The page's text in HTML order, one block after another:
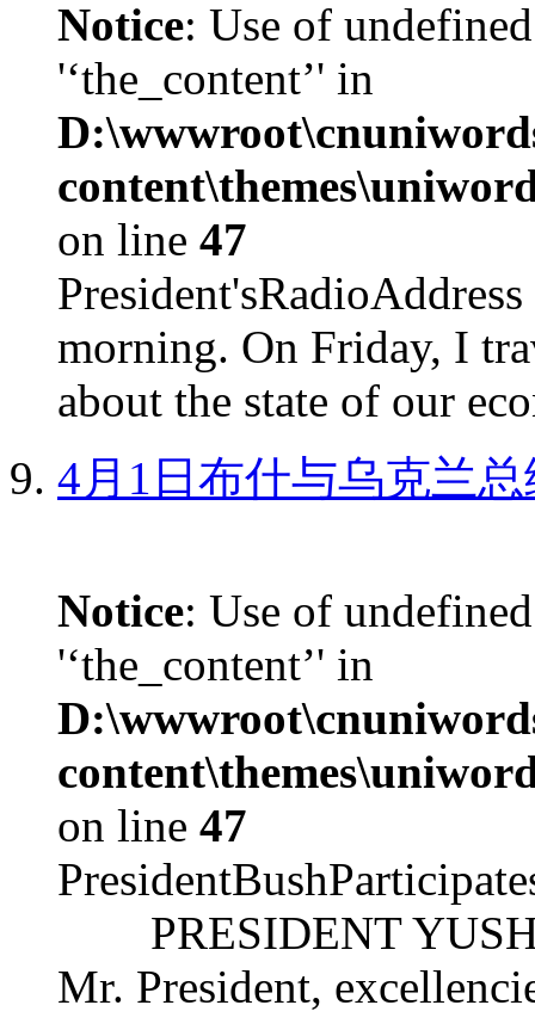
Notice: Use of
'‘the_content’' in
on line 47
morning. On Friday, I
about the state of our
4月1日布什与乌克兰
Notice: Use of
'‘the_content’' in
on line 47
PRESIDENT
Mr. President,